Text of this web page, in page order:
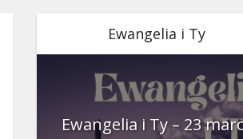
Ewangelia i Ty
Ewangelia i Ty – 23